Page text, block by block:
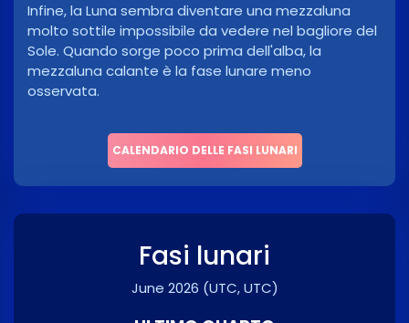
Infine, la Luna sembra diventare una mezzaluna
molto sottile impossibile da vedere nel bagliore del
Sole. Quando sorge poco prima dell'alba, la
mezzaluna calante è la fase lunare meno
osservata.
CALENDARIO DELLE FASI LUNARI
Fasi lunari
June 2026 (UTC, UTC)